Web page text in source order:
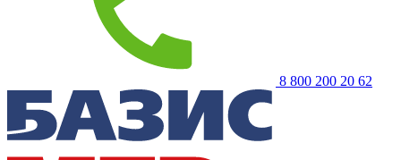
8 800 200 20 62